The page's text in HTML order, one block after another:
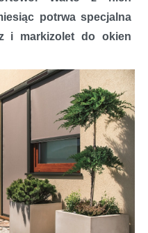
potrwa specjalna
i markizolet do okien